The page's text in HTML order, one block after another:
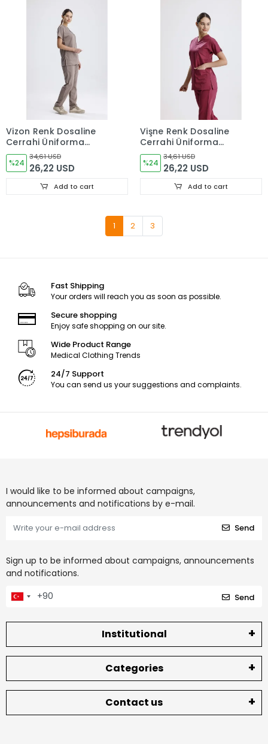
Vizon Renk Dosaline
Cerrahi Üniforma
Takımı
%24
34,61 USD
26,22 USD
Add to cart
Vişne Renk Dosaline
Cerrahi Üniforma
Takımı
%24
34,61 USD
26,22 USD
Add to cart
1 2 3
Fast Shipping
Your orders will reach you as soon as possible.
Secure shopping
Enjoy safe shopping on our site.
Wide Product Range
Medical Clothing Trends
24/7 Support
You can send us your suggestions and complaints.
I would like to be informed about campaigns,
announcements and notifications by e-mail.
Send
Sign up to be informed about campaigns, announcements
and notifications.
Send
Institutional
Categories
Contact us